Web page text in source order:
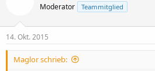
n
e
Moderator Teammitglied
14. Okt. 2015
Maglor schrieb: